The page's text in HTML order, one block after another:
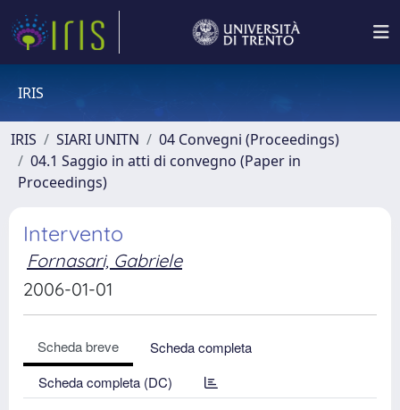
IRIS
IRIS SIARI UNITN
04 Convegni (Proceedings)
04.1 Saggio in atti di convegno (Paper in
Proceedings)
Intervento
Fornasari, Gabriele
2006-01-01
Scheda breve
Scheda completa
Scheda completa (DC)